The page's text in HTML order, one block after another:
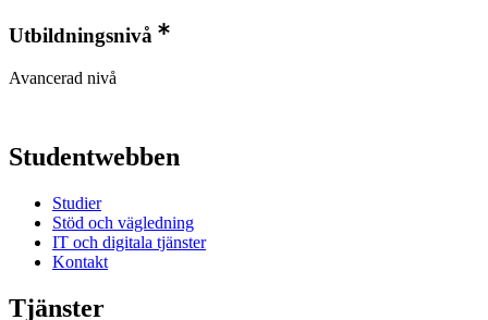
Utbildningsnivå
Avancerad nivå
Studentwebben
Studier
Stöd och vägledning
IT och digitala tjänster
Kontakt
Tjänster